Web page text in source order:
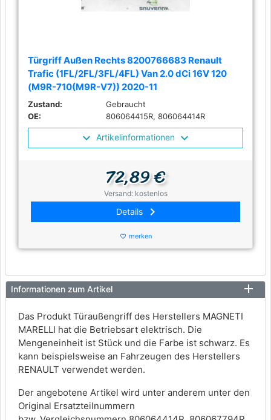
Türgriff Außen Rechts 8200766683 Renault
Trafic (1FL/2FL/3FL/4FL) Van 2.0 dCi 16V 120
(M9R-710(M9R-V7)) 2020-11
Zustand:
Gebraucht
OE:
806064415R, 806064414R
Artikelinformationen
72,89 €
Versand: kostenlos
Details keyboard_arrow_right
favorite_border merken
Informationen zum Artikel
Das Produkt Türaußengriff des Herstellers MAGNETI
MARELLI hat die Betriebsart elektrisch. Die
Mengeneinheit ist Stück und die Farbe ist schwarz. Es
kann beispielsweise an Fahrzeugen des Herstellers
RENAULT verwendet werden.
Der angebotene Artikel wird unter anderem unter den
Original Ersatzteilnummern